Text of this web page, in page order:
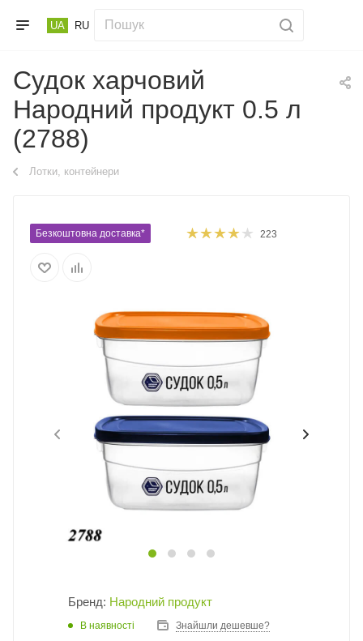
UA RU
Судок харчовий
Народний продукт 0.5 л
(2788)
Лотки, контейнери
Безкоштовна доставка* 223
Бренд: Народний продукт
В наявності Знайшли дешевше?